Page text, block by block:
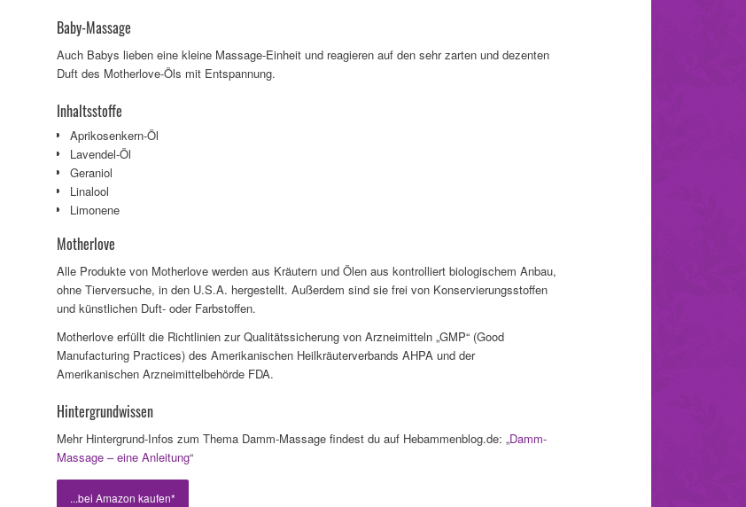
Baby-Massage
Auch Babys lieben eine kleine Massage-Einheit und reagieren auf den sehr zarten und dezenten
Duft des Motherlove-Öls mit Entspannung.
Inhaltsstoffe
Aprikosenkern-Öl
Lavendel-Öl
Geraniol
Linalool
Limonene
Motherlove
Alle Produkte von Motherlove werden aus Kräutern und Ölen aus kontrolliert biologischem Anbau,
ohne Tierversuche, in den U.S.A. hergestellt. Außerdem sind sie frei von Konservierungsstoffen
und künstlichen Duft- oder Farbstoffen.
Motherlove erfüllt die Richtlinien zur Qualitätssicherung von Arzneimitteln „GMP“ (Good
Manufacturing Practices) des Amerikanischen Heilkräuterverbands AHPA und der
Amerikanischen Arzneimittelbehörde FDA.
Hintergrundwissen
Mehr Hintergrund-Infos zum Thema Damm-Massage findest du auf Hebammenblog.de: „Damm-
Massage – eine Anleitung“
...bei Amazon kaufen*